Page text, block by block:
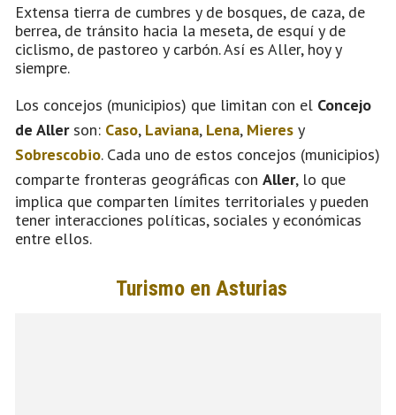
Extensa tierra de cumbres y de bosques, de caza, de
berrea, de tránsito hacia la meseta, de esquí y de
ciclismo, de pastoreo y carbón. Así es Aller, hoy y
siempre.
Los concejos (municipios) que limitan con el Concejo
de Allerson: Caso, Laviana, Lena, Mieres y
Sobrescobio. Cada uno de estos concejos (municipios)
comparte fronteras geográficas con Aller, lo que
implica que comparten límites territoriales y pueden
tener interacciones políticas, sociales y económicas
entre ellos.